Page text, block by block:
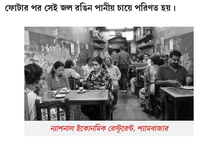
ফোটার পর সেই জল রঙিন পানীয় চায়ে পরিণত হয়।
ন্যাশনাল ইকোনমিক রেস্টুরেন্ট, শ্যামবাজার